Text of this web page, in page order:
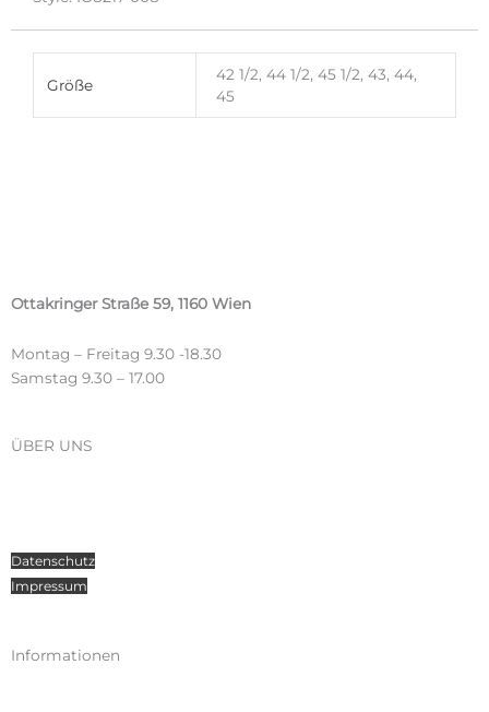
Größe
42 1/2, 44 1/2, 45 1/2, 43, 44,
45
Ottakringer Straße 59, 1160 Wien
Montag – Freitag 9.30 -18.30
Samstag 9.30 – 17.00
ÜBER UNS
Datenschutz
Impressum
Informationen